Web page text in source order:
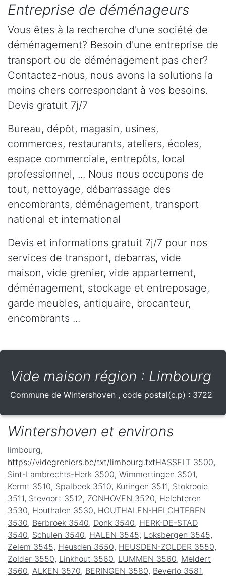
Entreprise de déménageurs
Vous êtes à la recherche d'une société de
déménagement? Besoin d'une entreprise de
transport ou de déménagement pas cher?
Contactez-nous, nous avons la solutions la
moins chers correspondant à vos besoins.
Devis gratuit 7j/7
Bureau, dépôt, magasin, usines,
commerces, restaurants, ateliers, écoles,
espace commerciale, entrepôts, local
professionnel, ... Nous nous occupons de
tout, nettoyage, débarrassage des
encombrants, déménagement, transport
national et international
Devis et informations gratuit 7j/7 pour nos
services de transport, debarras, vide
maison, vide grenier, vide appartement,
déménagement, stockage et entreposage,
garde meubles, antiquaire, brocanteur,
encombrants ...
Vide maison région : Limbourg
Commune de Wintershoven , code postal(c.p) : 3722
Wintershoven et environs
limbourg,
https://videgreniers.be/txt/limbourg.txtHASSELT 3500,
Sint-Lambrechts-Herk 3500, Wimmertingen 3501,
Kermt 3510, Spalbeek 3510, Kuringen 3511, Stokrooie
3511, Stevoort 3512 , ZONHOVEN 3520, Helchteren
3530, Houthalen 3530, HOUTHALEN-HELCHTEREN
3530, Berbroek 3540, Donk 3540, HERK-DE-STAD
3540, Schulen 3540, HALEN 3545, Loksbergen 3545,
Zelem 3545, Heusden 3550, HEUSDEN-ZOLDER 3550,
Zolder 3550, Linkhout 3560, LUMMEN 3560, Meldert
3560, ALKEN 3570, BERINGEN 3580, Beverlo 3581,